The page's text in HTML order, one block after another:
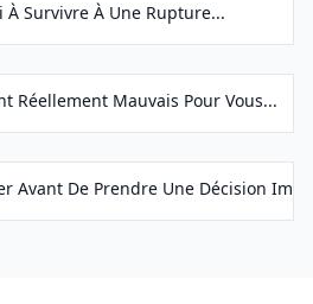
À Survivre À Une Rupture...
Réellement Mauvais Pour Vous...
Avant De Prendre Une Décision